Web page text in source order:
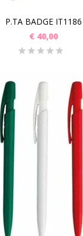
P.TA BADGE IT1186
€40,00